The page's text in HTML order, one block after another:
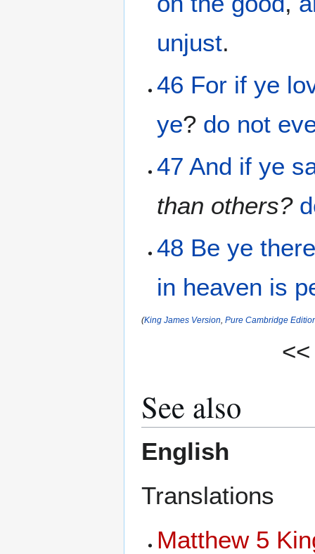
unjust.
46 For if ye
ye? do not
47 And if ye
than others?
48 Be ye
in heaven is
(King James Version Pure Cambridge
See also
English
Translations
Matthew 5